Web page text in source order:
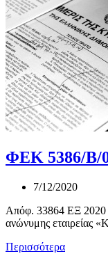
ΦΕΚ 5386/Β/
7/12/2020
Απόφ. 33864 ΕΞ 2020
ανώνυμης εταιρείας
Περισσότερα